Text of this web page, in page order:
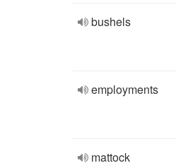
bushels
employments
mattock